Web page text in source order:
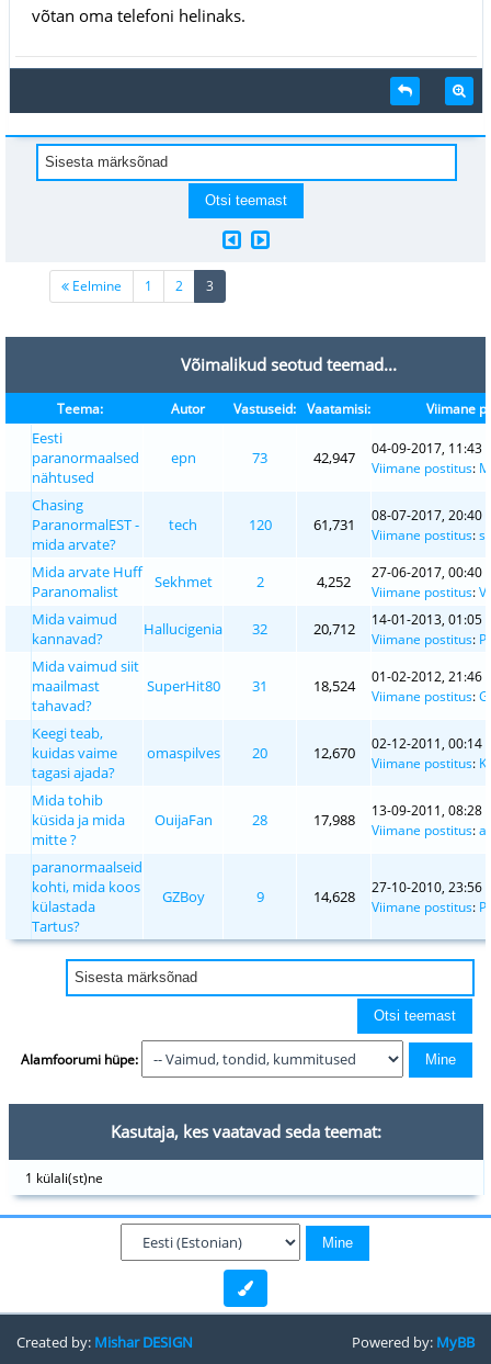
võtan oma telefoni helinaks.
Eelmine 1 2 3
Võimalikud seotud teemad...
Teema: Autor Vastuseid: Vaatamisi: Viimane
Eesti
paranormaalsed
nähtused
epn 73 42,947
04-09-2017, 11:43
Viimane postitus:
Chasing
ParanormalEST -
mida arvate?
tech 120 61,731
08-07-2017, 20:40
Viimane postitus:
Mida arvate Huff
Paranomalist
Sekhmet 2 4,252
27-06-2017, 00:40
Viimane postitus:
Mida vaimud
kannavad?
Hallucigenia 32 20,712
14-01-2013, 01:05
Viimane postitus:
Mida vaimud siit
maailmast
tahavad?
SuperHit80 31 18,524
01-02-2012, 21:46
Viimane postitus:
Keegi teab,
kuidas vaime
tagasi ajada?
omaspilves 20 12,670
02-12-2011, 00:14
Viimane postitus:
Mida tohib
küsida ja mida
mitte ?
OuijaFan 28 17,988
13-09-2011, 08:28
Viimane postitus:
paranormaalseid
kohti, mida koos
külastada
Tartus?
GZBoy 9 14,628
27-10-2010, 23:56
Viimane postitus:
Alamfoorumi hüpe:
Kasutaja, kes vaatavad seda teemat:
1 külali(st)ne
Created by: Mishar DESIGN Powered by: MyBB